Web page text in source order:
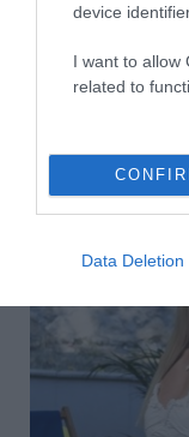
device
I want to allow
related to
Data Deletion
2026-08-10.